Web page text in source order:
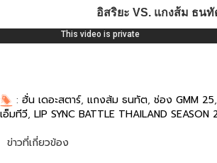
อิสริยะ VS. แกงส้ม ธนทั
: ฮั่น เดอะสตาร์, แกงส้ม ธนทัต, ช่อง GMM 25,
เอ็มทีวี, LIP SYNC BATTLE THAILAND SEASON
ข่าวที่เกี่ยวข้อง